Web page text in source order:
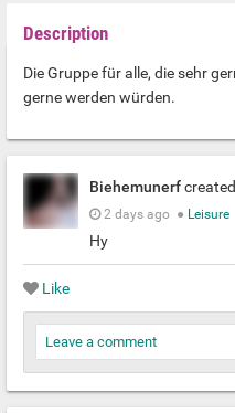
Description
Die Gruppe für alle, die sehr
gerne werden würden.
Biehemunerf
2 days ago ● Leisure
Hy
Like
Leave a comment